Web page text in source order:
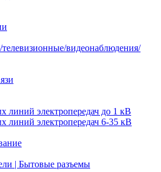
видеонаблюдения/
линий электропередач до 1 кВ
линий электропередач 6-35 кВ
| Бытовые разъемы